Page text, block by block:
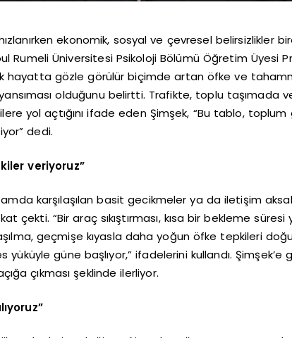
ekonomik, sosyal ve çevresel belirsizlikler
Rumeli Üniversitesi Psikoloji Bölümü Öğretim Üyesi
hayatta gözle görülür biçimde artan öfke ve
olduğunu belirtti. Trafikte, toplu taşımada
yol açtığını ifade eden Şimşek, “Bu tablo,
dedi.
veriyoruz”
karşılaşılan basit gecikmeler ya da iletişim
çekti. “Bir araç sıkıştırması, kısa bir bekleme
geçmişe kıyasla daha yoğun öfke tepkileri
güne başlıyor,” ifadelerini kullandı. Şimşek’e
çıkması şeklinde ilerliyor.